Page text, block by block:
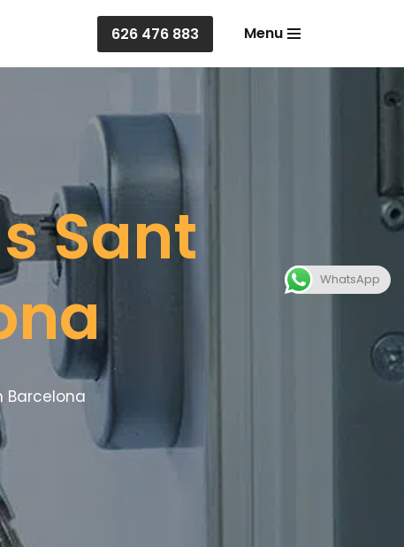
626 476 883 Menu
Sant
Barcelona
WhatsApp